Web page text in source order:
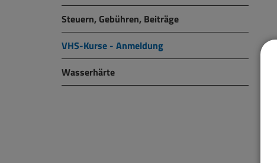
Steuern, Gebühren, Beiträge
VHS-Kurse - Anmeldung
Wasserhärte